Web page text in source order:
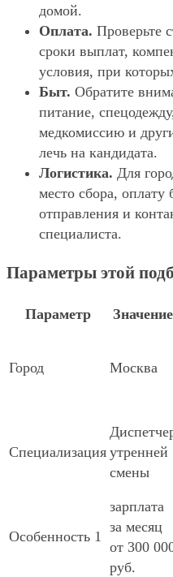
домой.
Оплата. Проверьте
сроки выплат,
условия, при
Быт. Обратите
питание,
медкомиссию и
лечь на кандидата.
Логистика. Для
место сбора, оплату
отправления и
специалиста.
Параметры этой
Параметр Значение
Город Москва
Специализация утренней
смены
Особенность 1
зарплата
за месяц
от 300
руб.